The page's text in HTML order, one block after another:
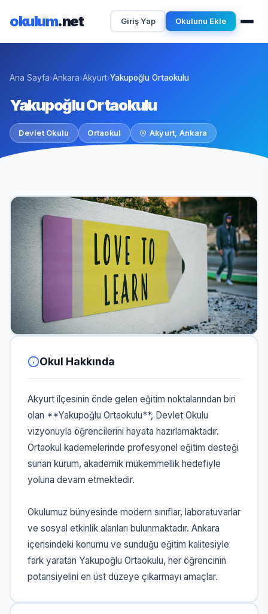
okulum.net Giriş Yap Okulunu Ekle
Ana Sayfa›Ankara›Akyurt›Yakupoğlu Ortaokulu
Yakupoğlu Ortaokulu
Devlet Okulu Ortaokul Akyurt, Ankara
Okul Hakkında
Akyurt ilçesinin önde gelen eğitim noktalarından biri
olan **Yakupoğlu Ortaokulu**, Devlet Okulu
vizyonuyla öğrencilerini hayata hazırlamaktadır.
Ortaokul kademelerinde profesyonel eğitim desteği
sunan kurum, akademik mükemmellik hedefiyle
yoluna devam etmektedir.
Okulumuz bünyesinde modern sınıflar, laboratuvarlar
ve sosyal etkinlik alanları bulunmaktadır. Ankara
içerisindeki konumu ve sunduğu eğitim kalitesiyle
fark yaratan Yakupoğlu Ortaokulu, her öğrencinin
potansiyelini en üst düzeye çıkarmayı amaçlar.